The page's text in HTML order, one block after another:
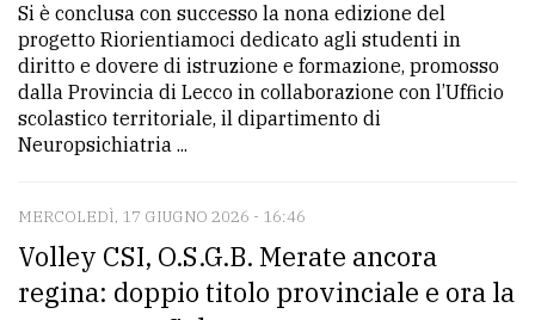
Privacy
policy
Cookie
policy
Si è conclusa con successo la nona edizione del
progetto Riorientiamoci dedicato agli studenti in
diritto e dovere di istruzione e formazione, promosso
dalla Provincia di Lecco in collaborazione con l’Ufficio
scolastico territoriale, il dipartimento di
Neuropsichiatria ...
MERCOLEDÌ, 17 GIUGNO 2026 - 16:46
Volley CSI, O.S.G.B. Merate ancora
regina: doppio titolo provinciale e ora la